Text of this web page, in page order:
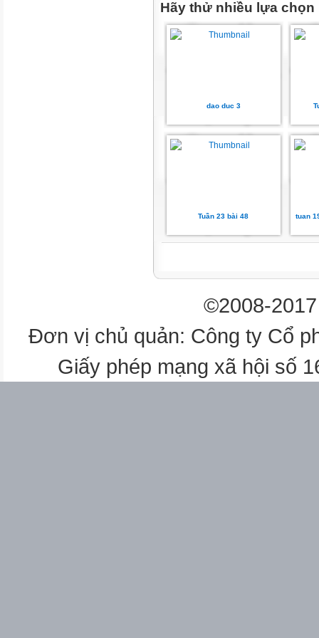
𝟏𝟐 x 𝟕
𝟔 x 𝟕
𝟖𝟒
𝟗
𝟑
¿
𝟏𝟒
Hãy thử nhiều lựa chọn
dao duc 3
Tuần 23 bài 48 tuan
©2008-
Đơn vị chủ quản: Công ty Cổ
Giấy phép mạng xã hội số